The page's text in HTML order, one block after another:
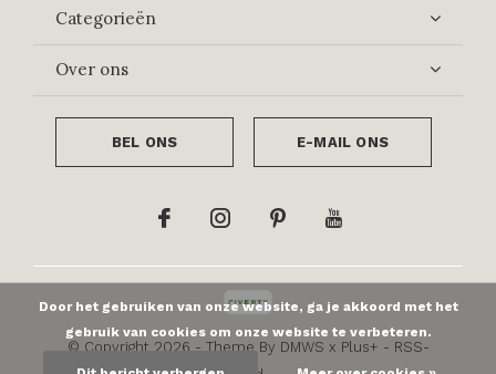
Categorieën
Over ons
BEL ONS E-MAIL ONS
© Copyright 2026 - Theme By DMWS x Plus+ - RSS-
Door het gebruiken van onze website, ga je akkoord met het
gebruik van cookies om onze website te verbeteren.